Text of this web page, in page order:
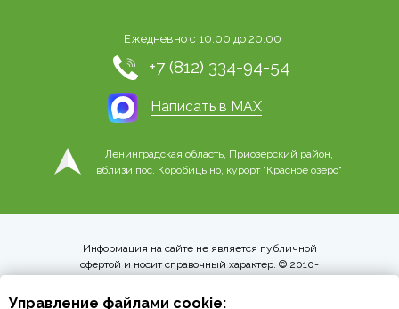
Ежедневно с 10:00 до 20:00
Написать в MAX
Ленинградская область, Приозерский район,
вблизи пос. Коробицыно, курорт "Красное озеро"
+7 (812) 334-94-54
Информация на сайте не является публичной
офертой и носит справочный характер. © 2010-
Управление файлами cookie: